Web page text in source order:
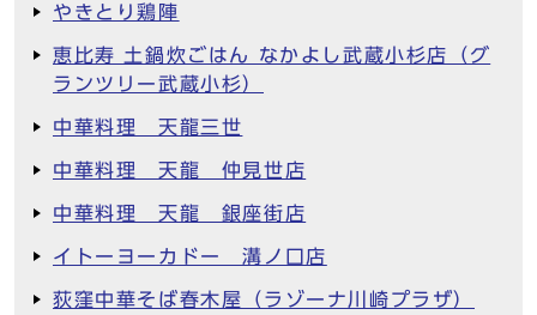
やきとり鶏陣
恵比寿 土鍋炊ごはん なかよし武蔵小杉店（グ
ランツリー武蔵小杉）
中華料理 天龍三世
中華料理 天龍 仲見世店
中華料理 天龍 銀座街店
イトーヨーカドー 溝ノ口店
荻窪中華そば春木屋（ラゾーナ川崎プラザ）